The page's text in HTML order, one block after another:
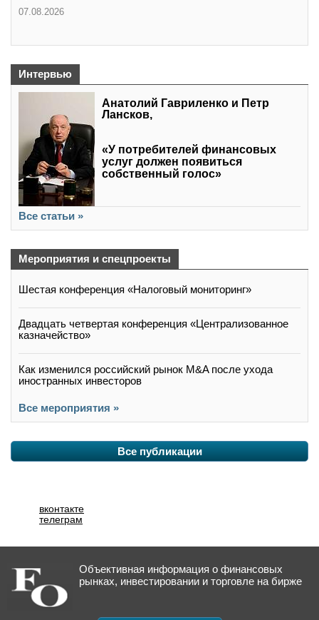
07.08.2026
Интервью
Анатолий Гавриленко и Петр
Лансков,
«У потребителей финансовых
услуг должен появиться
собственный голос»
Все статьи »
Мероприятия и спецпроекты
Шестая конференция «Налоговый мониторинг»
Двадцать четвертая конференция «Централизованное
казначейство»
Как изменился российский рынок M&A после ухода
иностранных инвесторов
Все мероприятия »
Все публикации
вконтакте
телеграм
Объективная информация о финансовых
рынках, инвестировании и торговле на бирже